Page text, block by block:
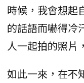
時候，我會想起
的話語而嚇得冷
人一起拍的照片
如此一來，在不